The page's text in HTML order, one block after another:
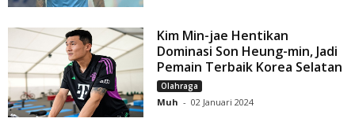
Kim Min-jae Hentikan
Dominasi Son Heung-min, Jadi
Pemain Terbaik Korea Selatan
Olahraga
Muh - 02 Januari 2024